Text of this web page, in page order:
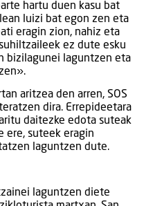
hartu duen kasu bat
luizi bat egon zen eta
eragin zion, nahiz eta
ez dute esku
bizilagunei laguntzen eta
aritzea den arren, SOS
dira. Errepideetara
daitezke edota suteak
ere, suteek eragin
laguntzen dute.
laguntzen diete